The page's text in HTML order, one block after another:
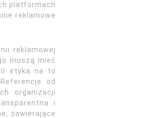
platformach
reklamowe
reklamowej
muszą mieć
etyka na to
od
organizacji
i
zawierające